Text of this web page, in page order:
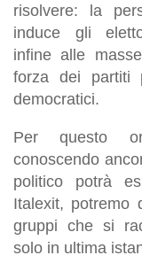
risolvere: la
induce gli
infine alle
forza dei partiti
democratici.
Per questo
conoscendo
politico potrà
Italexit, potremo
gruppi che si
solo in ultima